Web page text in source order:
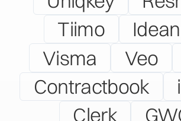
Tiimo
Visma
Veo
Contractbook
Clerk